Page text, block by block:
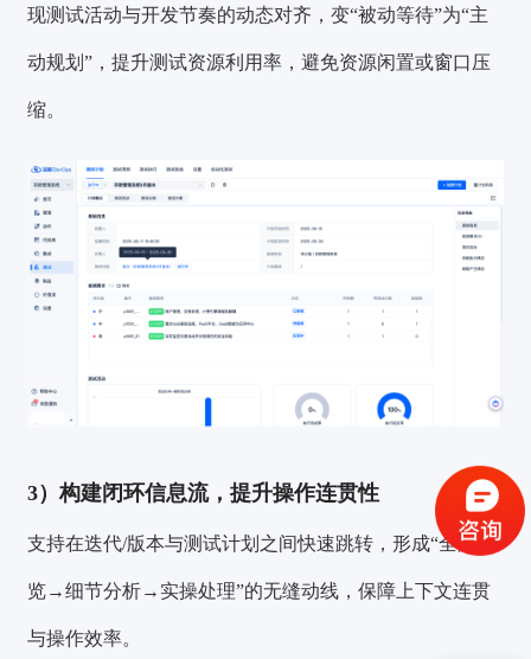
现测试活动与开发节奏的动态对齐，变“被动等待”为“主
动规划”，提升测试资源利用率，避免资源闲置或窗口压
缩。
3）构建闭环信息流，提升操作连贯性
支持在迭代/版本与测试计划之间快速跳转，形成“全局概
览→细节分析→实操处理”的无缝动线，保障上下文连贯
与操作效率。
验证码登录 密码登录
获取验证码